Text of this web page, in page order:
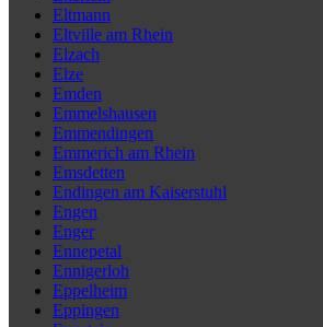
Eltmann
Eltville am Rhein
Elzach
Elze
Emden
Emmelshausen
Emmendingen
Emmerich am Rhein
Emsdetten
Endingen am Kaiserstuhl
Engen
Enger
Ennepetal
Ennigerloh
Eppelheim
Eppingen